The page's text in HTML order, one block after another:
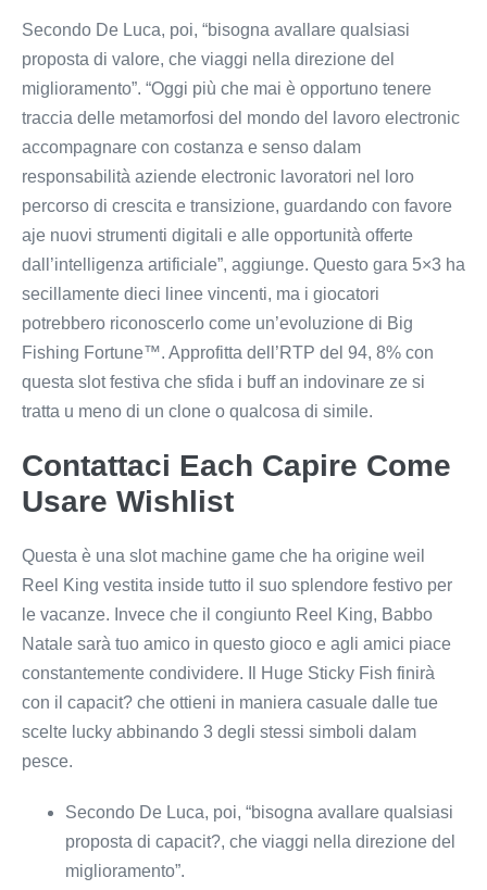
Secondo De Luca, poi, “bisogna avallare qualsiasi
proposta di valore, che viaggi nella direzione del
miglioramento”. “Oggi più che mai è opportuno tenere
traccia delle metamorfosi del mondo del lavoro electronic
accompagnare con costanza e senso dalam
responsabilità aziende electronic lavoratori nel loro
percorso di crescita e transizione, guardando con favore
aje nuovi strumenti digitali e alle opportunità offerte
dall’intelligenza artificiale”, aggiunge. Questo gara 5×3 ha
secillamente dieci linee vincenti, ma i giocatori
potrebbero riconoscerlo come un’evoluzione di Big
Fishing Fortune™. Approfitta dell’RTP del 94, 8% con
questa slot festiva che sfida i buff an indovinare ze si
tratta u meno di un clone o qualcosa di simile.
Contattaci Each Capire Come
Usare Wishlist
Questa è una slot machine game che ha origine weil
Reel King vestita inside tutto il suo splendore festivo per
le vacanze. Invece che il congiunto Reel King, Babbo
Natale sarà tuo amico in questo gioco e agli amici piace
constantemente condividere. Il Huge Sticky Fish finirà
con il capacit? che ottieni in maniera casuale dalle tue
scelte lucky abbinando 3 degli stessi simboli dalam
pesce.
Secondo De Luca, poi, “bisogna avallare qualsiasi
proposta di capacit?, che viaggi nella direzione del
miglioramento”.